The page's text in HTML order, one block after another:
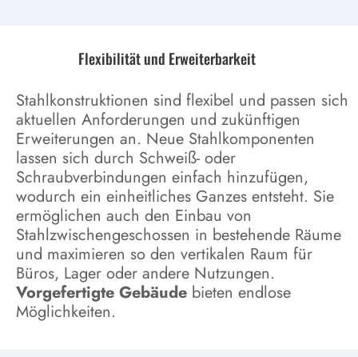
Flexibilität und Erweiterbarkeit
Stahlkonstruktionen sind flexibel und passen sich
aktuellen Anforderungen und zukünftigen
Erweiterungen an. Neue Stahlkomponenten
lassen sich durch Schweiß- oder
Schraubverbindungen einfach hinzufügen,
wodurch ein einheitliches Ganzes entsteht. Sie
ermöglichen auch den Einbau von
Stahlzwischengeschossen in bestehende Räume
und maximieren so den vertikalen Raum für
Büros, Lager oder andere Nutzungen.
Vorgefertigte Gebäude bieten endlose
Möglichkeiten.